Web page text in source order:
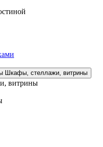
Шкафы, стеллажи, витрины